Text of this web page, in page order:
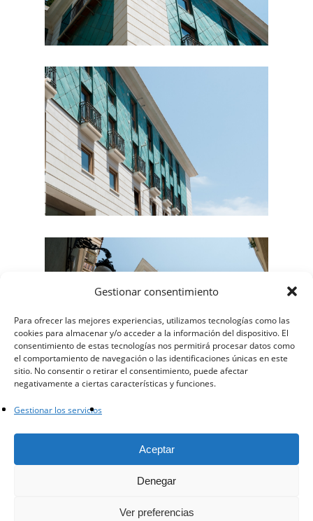
Gestionar consentimiento
Para ofrecer las mejores experiencias, utilizamos tecnologías como las
cookies para almacenar y/o acceder a la información del dispositivo. El
consentimiento de estas tecnologías nos permitirá procesar datos como
el comportamiento de navegación o las identificaciones únicas en este
sitio. No consentir o retirar el consentimiento, puede afectar
negativamente a ciertas características y funciones.
Gestionar los servicios
Aceptar
Denegar
Ver preferencias
facebook instagram whatsapp email
© 2023 - Arista Piedras SL